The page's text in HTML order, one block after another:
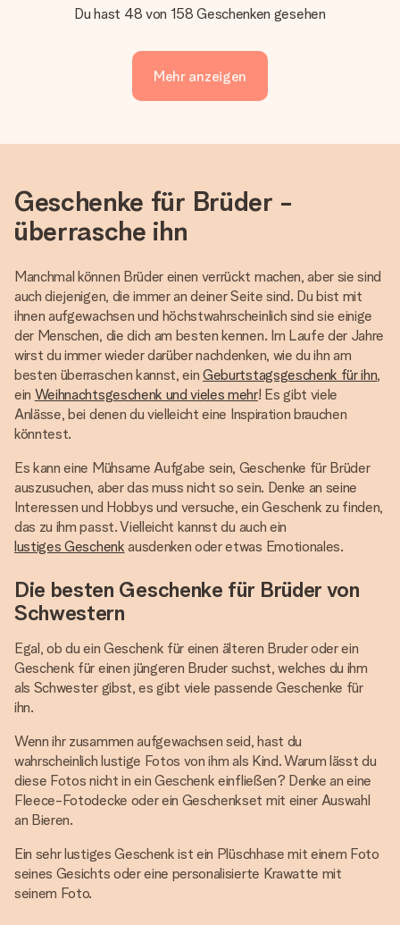
Du hast 48 von 158 Geschenken gesehen
Mehr anzeigen
Geschenke für Brüder -
überrasche ihn
Manchmal können Brüder einen verrückt machen, aber sie sind
auch diejenigen, die immer an deiner Seite sind. Du bist mit
ihnen aufgewachsen und höchstwahrscheinlich sind sie einige
der Menschen, die dich am besten kennen. Im Laufe der Jahre
wirst du immer wieder darüber nachdenken, wie du ihn am
besten überraschen kannst, einGeburtstagsgeschenk für ihn,
ein Weihnachtsgeschenk und vieles mehr! Es gibt viele
Anlässe, bei denen du vielleicht eine Inspiration brauchen
könntest.
Es kann eine Mühsame Aufgabe sein, Geschenke für Brüder
auszusuchen, aber das muss nicht so sein. Denke an seine
Interessen und Hobbys und versuche, ein Geschenk zu finden,
das zu ihm passt. Vielleicht kannst du auch ein
lustiges Geschenk ausdenken oder etwas Emotionales.
Die besten Geschenke für Brüder von
Schwestern
Egal, ob du ein Geschenk für einen älteren Bruder oder ein
Geschenk für einen jüngeren Bruder suchst, welches du ihm
als Schwester gibst, es gibt viele passende Geschenke für
ihn.
Wenn ihr zusammen aufgewachsen seid, hast du
wahrscheinlich lustige Fotos von ihm als Kind. Warum lässt du
diese Fotos nicht in ein Geschenk einfließen? Denke an eine
Fleece-Fotodecke oder ein Geschenkset mit einer Auswahl
an Bieren.
Ein sehr lustiges Geschenk ist ein Plüschhase mit einem Foto
seines Gesichts oder eine personalisierte Krawatte mit
seinem Foto.